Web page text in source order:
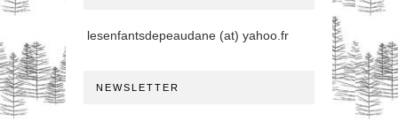
lesenfantsdepeaudane (at) yahoo.fr
NEWSLETTER